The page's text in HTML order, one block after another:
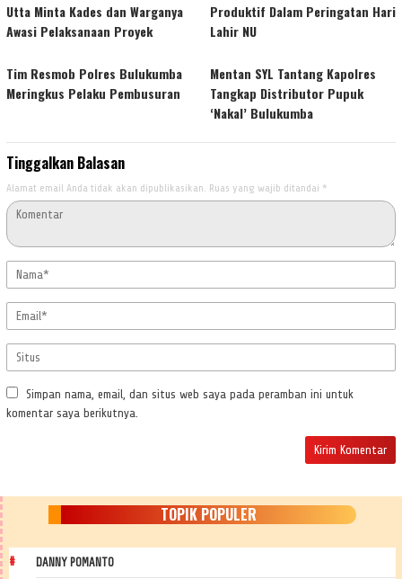
Utta Minta Kades dan Warganya
Awasi Pelaksanaan Proyek
Produktif Dalam Peringatan Hari
Lahir NU
Tim Resmob Polres Bulukumba
Meringkus Pelaku Pembusuran
Mentan SYL Tantang Kapolres
Tangkap Distributor Pupuk
‘Nakal’ Bulukumba
Tinggalkan Balasan
Alamat email Anda tidak akan dipublikasikan. Ruas yang wajib ditandai *
Simpan nama, email, dan situs web saya pada peramban ini untuk
komentar saya berikutnya.
TOPIK POPULER
DANNY POMANTO